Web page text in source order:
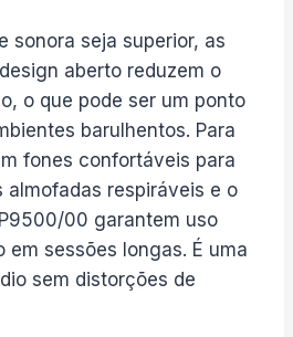
sonora seja superior, as
aberto reduzem o
o que pode ser um ponto
barulhentos. Para
fones confortáveis para
almofadas respiráveis e o
00 garantem uso
em sessões longas. É uma
sem distorções de